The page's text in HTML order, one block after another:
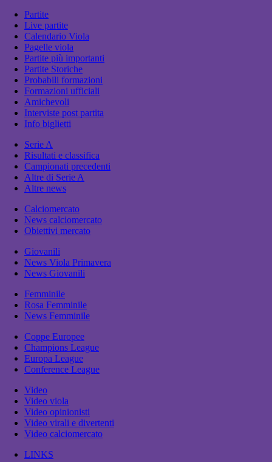
Partite
Live partite
Calendario Viola
Pagelle viola
Partite più importanti
Partite Storiche
Probabili formazioni
Formazioni ufficiali
Amichevoli
Interviste post partita
Info biglietti
Serie A
Risultati e classifica
Campionati precedenti
Altre di Serie A
Altre news
Calciomercato
News calciomercato
Obiettivi mercato
Giovanili
News Viola Primavera
News Giovanili
Femminile
Rosa Femminile
News Femminile
Coppe Europee
Champions League
Europa League
Conference League
Video
Video viola
Video opinionisti
Video virali e divertenti
Video calciomercato
LINKS